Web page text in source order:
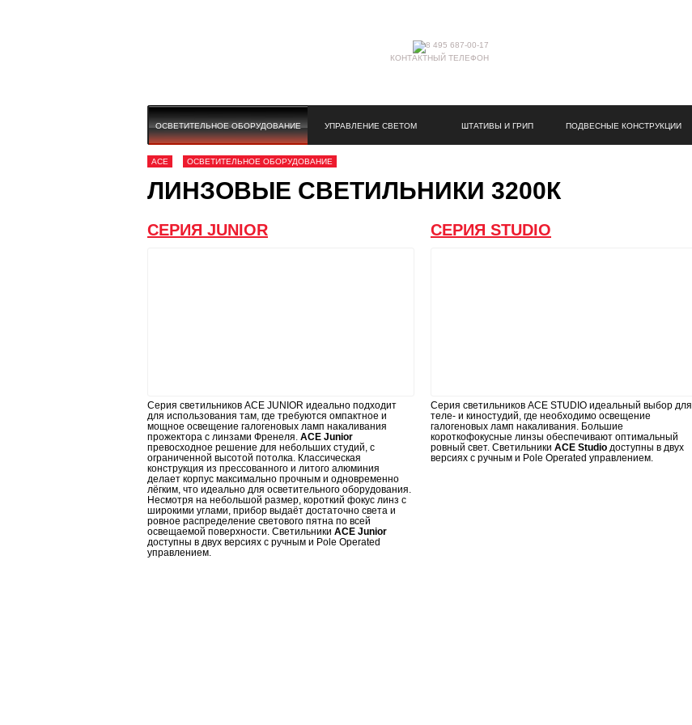
КОНТАКТНЫЙ ТЕЛЕФОН
ОСВЕТИТЕЛЬНОЕ ОБОРУДОВАНИЕ УПРАВЛЕНИЕ СВЕТОМ ШТАТИВЫ И ГРИП ПОДВЕСНЫЕ КОНСТРУКЦИИ
ACE ОСВЕТИТЕЛЬНОЕ ОБОРУДОВАНИЕ
ЛИНЗОВЫЕ СВЕТИЛЬНИКИ 3200К
СЕРИЯ JUNIOR
Серия светильников ACE JUNIOR идеально подходит
для использования там, где требуются омпактное и
мощное освещение галогеновых ламп накаливания
прожектора с линзами Френеля. ACE Junior
превосходное решение для небольших студий, с
ограниченной высотой потолка. Классическая
конструкция из прессованного и литого алюминия
делает корпус максимально прочным и одновременно
лёгким, что идеально для осветительного оборудования.
Несмотря на небольшой размер, короткий фокус линз с
широкими углами, прибор выдаёт достаточно света и
ровное распределение светового пятна по всей
освещаемой поверхности. Светильники ACE Junior
доступны в двух версиях с ручным и Pole Operated
управлением.
СЕРИЯ STUDIO
Серия светильников ACE STUDIO идеальный выбор для
теле- и киностудий, где необходимо освещение
галогеновых ламп накаливания. Большие
короткофокусные линзы обеспечивают оптимальный
ровный свет. Светильники ACE Studio доступны в двух
версиях с ручным и Pole Operated управлением.